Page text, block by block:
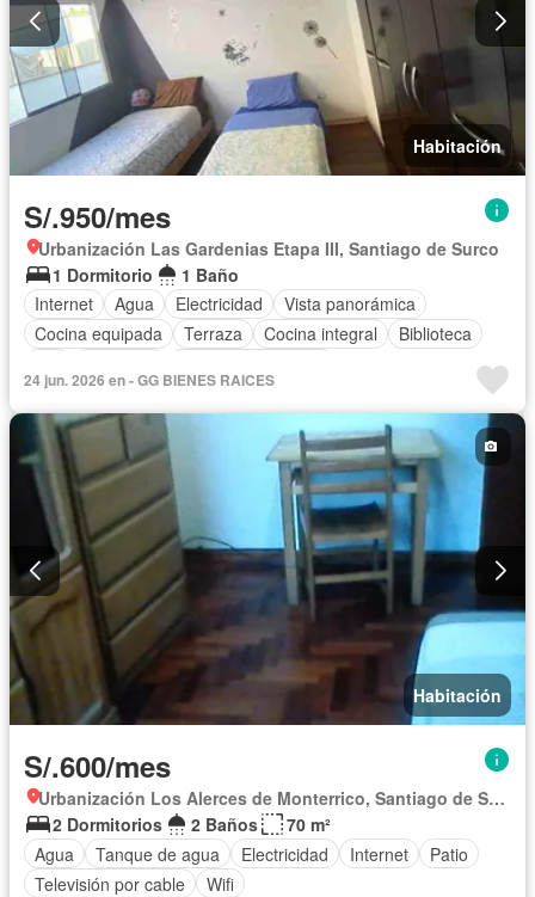
Habitación
S/.950/mes
Urbanización Las Gardenias Etapa III, Santiago de Surco
1 Dormitorio
1 Baño
Internet
Agua Electricidad
Vista panorámica
Cocina equipada
Terraza Cocina integral
Biblioteca
Completamente amoblado
24 jun. 2026 en - GG BIENES RAICES
Habitación
S/.600/mes
Urbanización Los Alerces de Monterrico, Santiago de Surco
2 Dormitorios
2 Baños
70 m²
Agua
Tanque de agua Electricidad Internet
Patio
Televisión por cable
Wifi